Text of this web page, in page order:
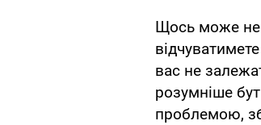
Щось може не
вас не
розумніше
проблемою,